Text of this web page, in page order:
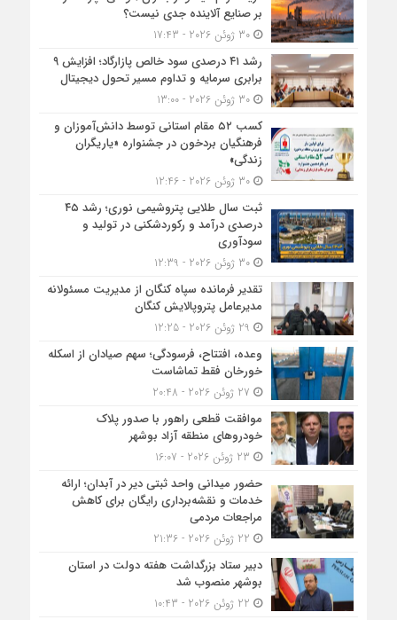
بر صنایع آلاینده جدی نیست؟
30 ژوئن 2026 - 17:43
رشد ۴۱ درصدی سود خالص پازارگاد؛ افزایش ۹
برابری سرمایه و تداوم مسیر تحول دیجیتال
30 ژوئن 2026 - 13:00
کسب ۵۲ مقام استانی توسط دانش‌آموزان و
فرهنگیان بردخون در جشنواره «یاریگران
زندگی»
30 ژوئن 2026 - 12:46
ثبت سال طلایی پتروشیمی نوری؛ رشد ۴۵
درصدی درآمد و رکوردشکنی در تولید و
سودآوری
30 ژوئن 2026 - 12:39
تقدیر فرمانده سپاه کنگان از مدیریت مسئولانه
مدیرعامل پتروپالایش کنگان
وعده، افتتاح، فرسودگی؛ سهم صیادان از اسکله
خورخان فقط تماشاست
موافقت قطعی راهور با صدور پلاک
خودروهای منطقه آزاد بوشهر
حضور میدانی واحد ثبتی دیر در آبدان؛ ارائه
خدمات و نقشه‌برداری رایگان برای کاهش
مراجعات مردمی
دبیر ستاد بزرگداشت هفته دولت در استان
بوشهر منصوب شد